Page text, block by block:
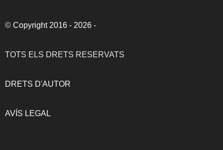
© Copyright 2016 - 2026 -
TOTS ELS DRETS RESERVATS
DRETS D'AUTOR
AVÍS LEGAL